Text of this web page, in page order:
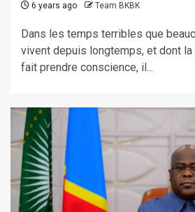
6 years ago Team BKBK
Dans les temps terribles que
vivent depuis longtemps, et dont
fait prendre conscience, il...